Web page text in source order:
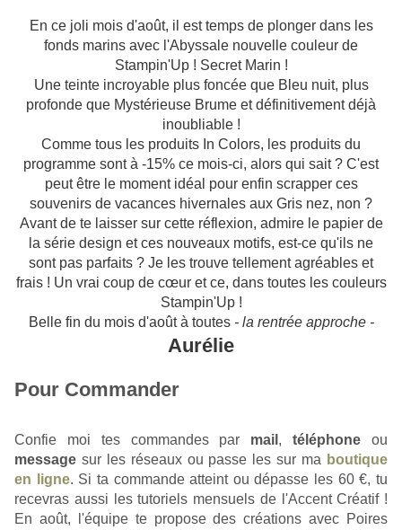
En ce joli mois d'août, il est temps de plonger dans les
fonds marins avec l'Abyssale nouvelle couleur de
Stampin'Up ! Secret Marin !
Une teinte incroyable plus foncée que Bleu nuit, plus
profonde que Mystérieuse Brume et définitivement déjà
inoubliable !
Comme tous les produits In Colors, les produits du
programme sont à -15% ce mois-ci, alors qui sait ? C'est
peut être le moment idéal pour enfin scrapper ces
souvenirs de vacances hivernales aux Gris nez, non ?
Avant de te laisser sur cette réflexion, admire le papier de
la série design et ces nouveaux motifs, est-ce qu'ils ne
sont pas parfaits ? Je les trouve tellement agréables et
frais ! Un vrai coup de cœur et ce, dans toutes les couleurs
Stampin'Up !
Belle fin du mois d'août à toutes- la rentrée approche -
Aurélie
Pour Commander
Confie moi tes commandes par mail , téléphone
message sur les réseaux ou passe les sur ma boutique
en ligne. Si ta commande atteint ou dépasse les 60 €, tu
recevras aussi les tutoriels mensuels de l'Accent Créatif !
En août, l'équipe te propose des créations avec Poires